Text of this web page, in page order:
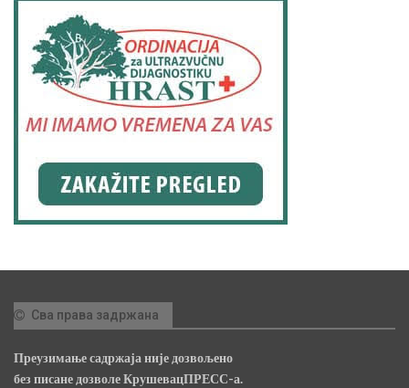
Сва права задржана
Преузимање садржаја није дозвољено
без писане дозволе КрушевацПРЕСС-а.